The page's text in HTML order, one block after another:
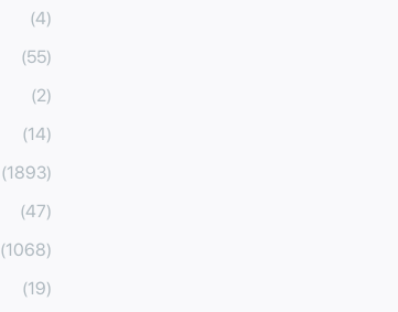
(4)
(55)
(2)
(14)
(1893)
(47)
(1068)
(19)